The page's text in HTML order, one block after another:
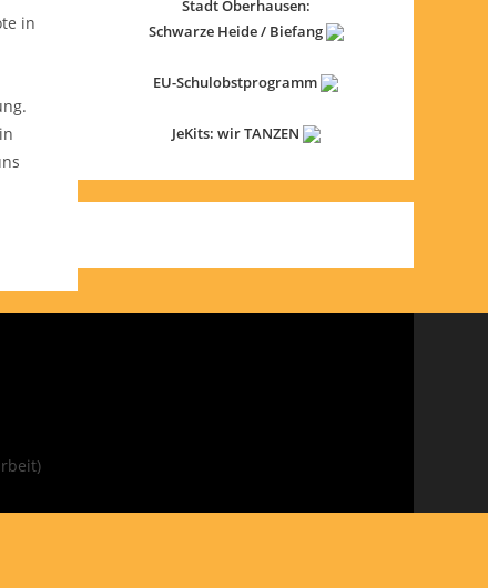
in
Stadt Oberhausen:
Schwarze Heide / Biefang
EU-Schulobstprogramm
JeKits: wir TANZEN